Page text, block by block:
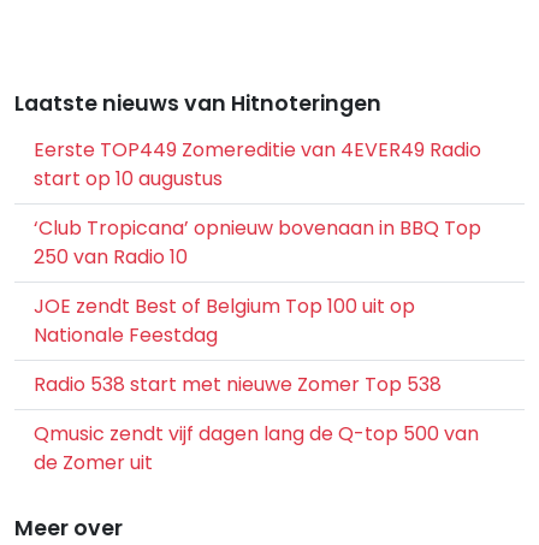
Laatste nieuws van Hitnoteringen
Eerste TOP449 Zomereditie van 4EVER49 Radio
start op 10 augustus
‘Club Tropicana’ opnieuw bovenaan in BBQ Top
250 van Radio 10
JOE zendt Best of Belgium Top 100 uit op
Nationale Feestdag
Radio 538 start met nieuwe Zomer Top 538
Qmusic zendt vijf dagen lang de Q-top 500 van
de Zomer uit
Meer over